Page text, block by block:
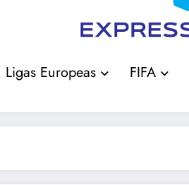
Ligas Europeas FIFA